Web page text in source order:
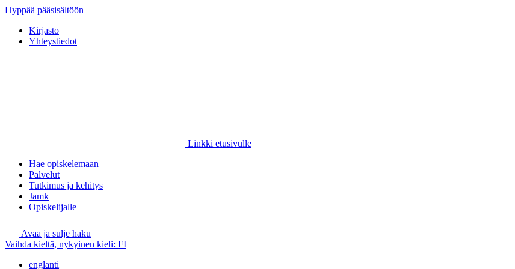
Hyppää pääsisältöön
Kirjasto
Yhteystiedot
Linkki etusivulle
Hae opiskelemaan
Palvelut
Tutkimus ja kehitys
Jamk
Opiskelijalle
Avaa ja sulje haku
Vaihda kieltä, nykyinen kieli: FI
englanti